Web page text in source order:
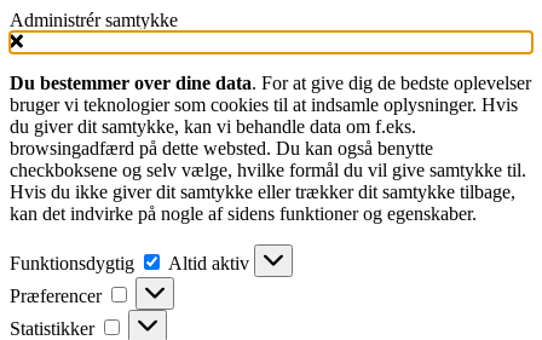
Administrér samtykke
Du bestemmer over dine data. For at give dig de bedste oplevelser
bruger vi teknologier som cookies til at indsamle oplysninger. Hvis
du giver dit samtykke, kan vi behandle data om f.eks.
browsingadfærd på dette websted. Du kan også benytte
checkboksene og selv vælge, hvilke formål du vil give samtykke til.
Hvis du ikke giver dit samtykke eller trækker dit samtykke tilbage,
kan det indvirke på nogle af sidens funktioner og egenskaber.
Funktionsdygtig Funktionsdygtig
Altid aktiv
Præferencer
Præferencer
Statistikker Statistikker